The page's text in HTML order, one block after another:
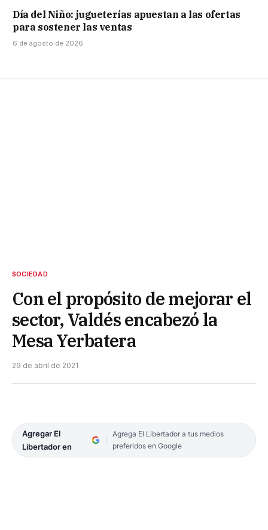
Día del Niño: jugueterías apuestan a las ofertas
para sostener las ventas
6 de agosto de 2026
SOCIEDAD
Con el propósito de mejorar el
sector, Valdés encabezó la
Mesa Yerbatera
29 de abril de 2021
Agregar El
Libertador en
Agrega El Libertador a tus medios
preferidos en Google